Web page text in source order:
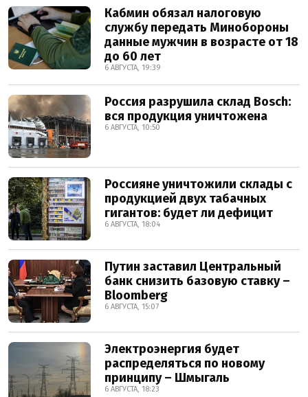
Кабмин обязал налоговую
службу передать Минобороны
данные мужчин в возрасте от 18
до 60 лет
6 АВГУСТА, 19:39
Россия разрушила склад Bosch:
вся продукция уничтожена
6 АВГУСТА, 10:50
Россияне уничтожили склады с
продукцией двух табачных
гигантов: будет ли дефицит
6 АВГУСТА, 18:04
Путин заставил Центральный
банк снизить базовую ставку –
Bloomberg
6 АВГУСТА, 15:07
Электроэнергия будет
распределяться по новому
принципу – Шмыгаль
6 АВГУСТА, 18:23